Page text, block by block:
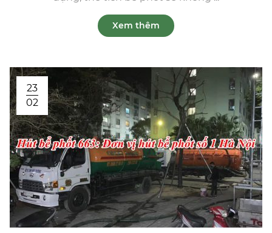
Xem thêm
23
02